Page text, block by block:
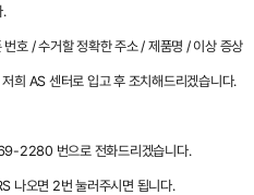
.
호 / 수거할 정확한 주소 / 제품명 / 이상 증상
희 AS 센터로 입고 후 조치해드리겠습니다.
2280 번으로 전화드리겠습니다.
나오면 2번 눌러주시면 됩니다.